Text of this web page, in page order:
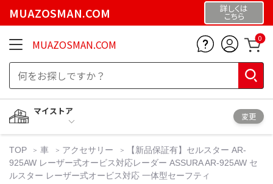
MUAZOSMAN.COM 詳しくは
こちら
MUAZOSMAN.COM 0
マイストア
変更
TOP 車 アクセサリー
【新品保証有】セルスター AR-
925AW レーザー式オービス対応レーダー ASSURA AR-925AW セ
ルスター レーザー式オービス対応 一体型セーフティ